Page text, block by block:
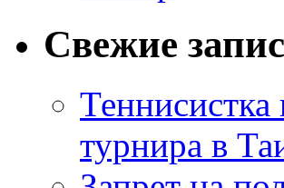
Свежие
турнира в